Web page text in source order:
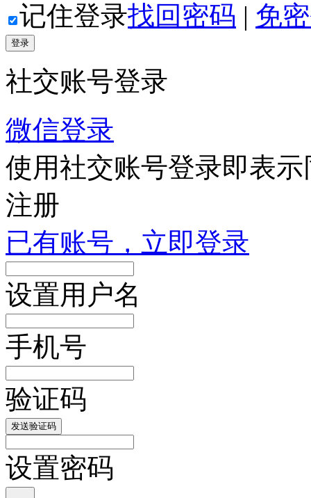
记住登录找回密码 | 免
登录
社交账号登录
微信登录
使用社交账号登录即表示
注册
已有账号，立即登录
设置用户名
手机号
验证码
发送验证码
设置密码